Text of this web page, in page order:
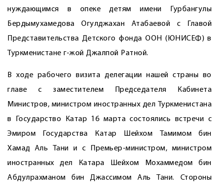
нуждающимся в опеке детям имени Гурбангулы
Бердымухамедова Огулджахан Атабаевой с Главой
Представительства Детского фонда ООН (ЮНИСЕФ) в
Туркменистане г-жой Джалпой Ратной.
В ходе рабочего визита делегации нашей страны во
главе с заместителем Председателя Кабинета
Министров, министром иностранных дел Туркменистана
в Государство Катар 16 марта состоялись встречи с
Эмиром Государства Катар Шейхом Тамимом бин
Хамад Аль Тани и с Премьер-министром, министром
иностранных дел Катара Шейхом Мохаммедом бин
Абдулрахманом бин Джассимом Аль Тани. Стороны